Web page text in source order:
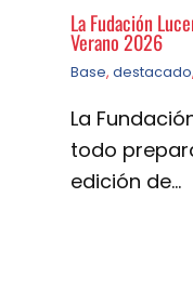
La Fudación
Verano 2026
Base, destacado,
La
todo
edición de…